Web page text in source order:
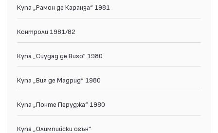
Купа „Рамон де Каранза“ 1981
Контроли 1981/82
Купа „Сиудад де Виго“ 1980
Купа „Вия де Мадрид“ 1980
Купа „Понте Перуджа“ 1980
Купа „Олимпийски огън”